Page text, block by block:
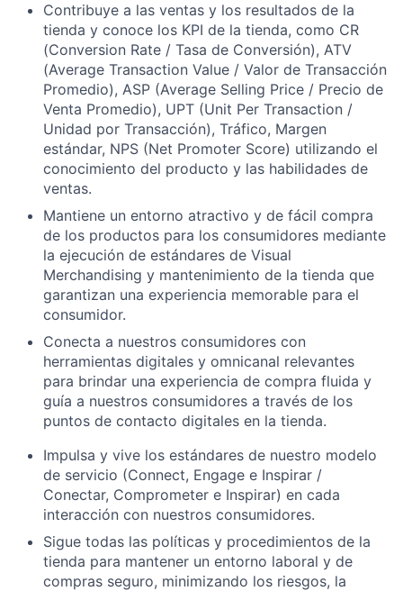
Contribuye a las ventas y los resultados de la
tienda y conoce los KPI de la tienda, como CR
(Conversion Rate / Tasa de Conversión), ATV
(Average Transaction Value / Valor de Transacción
Promedio), ASP (Average Selling Price / Precio de
Venta Promedio), UPT (Unit Per Transaction /
Unidad por Transacción), Tráfico, Margen
estándar, NPS (Net Promoter Score) utilizando el
conocimiento del producto y las habilidades de
ventas.
Mantiene un entorno atractivo y de fácil compra
de los productos para los consumidores mediante
la ejecución de estándares de Visual
Merchandising y mantenimiento de la tienda que
garantizan una experiencia memorable para el
consumidor.
Conecta a nuestros consumidores con
herramientas digitales y omnicanal relevantes
para brindar una experiencia de compra fluida y
guía a nuestros consumidores a través de los
puntos de contacto digitales en la tienda.
Impulsa y vive los estándares de nuestro modelo
de servicio (Connect, Engage e Inspirar /
Conectar, Comprometer e Inspirar) en cada
interacción con nuestros consumidores.
Sigue todas las políticas y procedimientos de la
tienda para mantener un entorno laboral y de
compras seguro, minimizando los riesgos, la